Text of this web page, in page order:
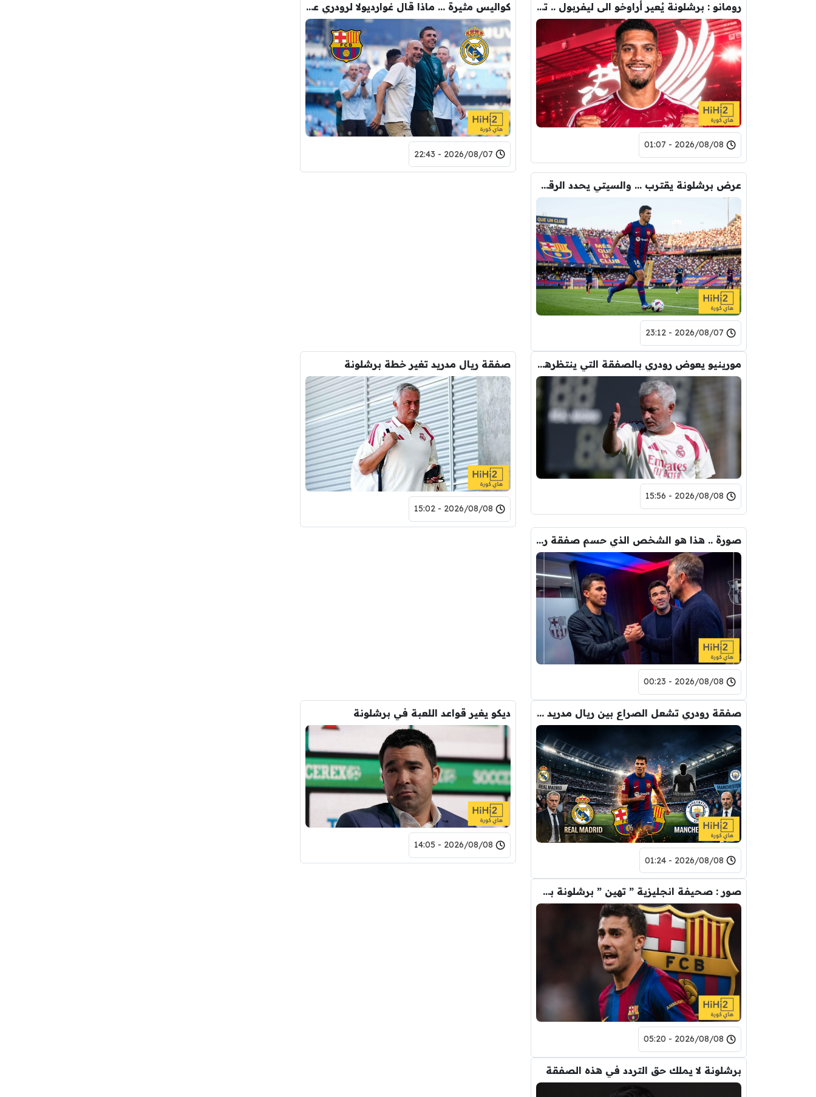
رومانو : برشلونة يُعير أراوخو الى ليفربول .. تفاصيل الصفقة
2026/08/08 - 01:07
كواليس مثيرة … ماذا قال غوارديولا لرودري عند استشارته عن ريال مدريد وبرشلونة
2026/08/07 - 22:43
عرض برشلونة يقترب … والسيتي يحدد الرقم النهائي لبيع رودري
2026/08/07 - 23:12
مورينيو يعوض رودري بالصفقة التي ينتظرها جمهور الريال
2026/08/08 - 15:56
صفقة ريال مدريد تغير خطة برشلونة
2026/08/08 - 15:02
صورة .. هذا هو الشخص الذي حسم صفقة رودري الى برشلونة
2026/08/08 - 00:23
صفقة رودري تشعل الصراع بين ريال مدريد والسيتي على ضم هذا اللاعب
2026/08/08 - 01:24
ديكو يغير قواعد اللعبة في برشلونة
2026/08/08 - 14:05
صور : صحيفة انجليزية ” تهين ” برشلونة بسبب رودري
2026/08/08 - 05:20
برشلونة لا يملك حق التردد في هذه الصفقة